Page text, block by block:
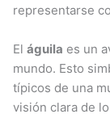
representarse
Eláguila es un
mundo. Esto
típicos de una
visión clara de